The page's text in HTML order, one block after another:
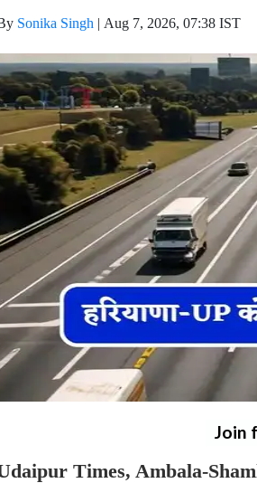
Sonika Singh | Aug 7, 2026, 07:38 IST
Join
Times, Ambala-